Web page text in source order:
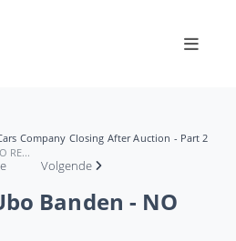
Company Closing After Auction - Part 2
RE...
Volgende
Banden - NO